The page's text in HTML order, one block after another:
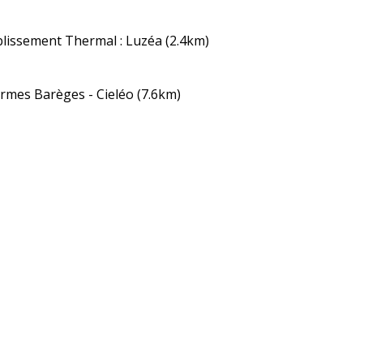
Thermal : Luzéa (2.4km)
Barèges - Cieléo (7.6km)